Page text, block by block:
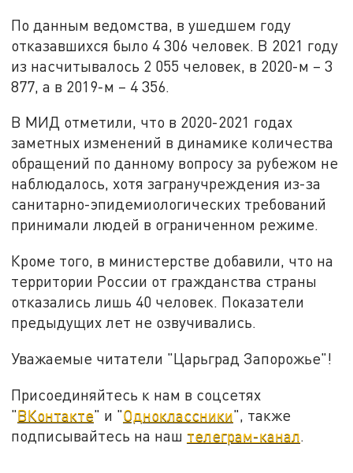
По данным ведомства, в ушедшем году
отказавшихся было 4 306 человек. В 2021 году
из насчитывалось 2 055 человек, в 2020-м – 3
877, а в 2019-м – 4 356.
В МИД отметили, что в 2020-2021 годах
заметных изменений в динамике количества
обращений по данному вопросу за рубежом не
наблюдалось, хотя загранучреждения из-за
санитарно-эпидемиологических требований
принимали людей в ограниченном режиме.
Кроме того, в министерстве добавили, что на
территории России от гражданства страны
отказались лишь 40 человек. Показатели
предыдущих лет не озвучивались.
Уважаемые читатели "Царьград Запорожье"!
Присоединяйтесь к нам в соцсетях
"ВКонтакте" и "Одноклассники", также
подписывайтесь на наш телеграм-канал